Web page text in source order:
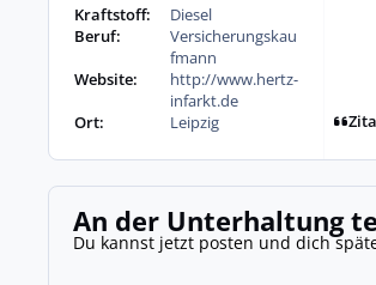
Kraftstoff:
Diesel
Beruf:
Versicherungskau
fmann
Website:
http://www.hertz-
infarkt.de
Ort:
Leipzig
An der Unterhaltung
Du kannst jetzt posten und dich